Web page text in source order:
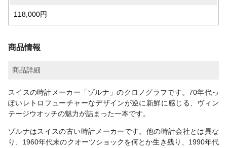
118,000円
商品情報
商品詳細
スイスの時計メーカー「ゾルナ」のクロノグラフです。70年代っ
ぽいレトロフューチャーなデザインが逆に新鮮に感じる、ヴィン
テージウオッチの魅力が詰まった一本です。
ゾルナはスイスの古い時計メーカーです。他の時計会社とは異な
り、1960年代末のクオーツショックを何とか生き残り、1990年代